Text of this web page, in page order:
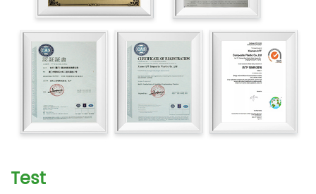
Test